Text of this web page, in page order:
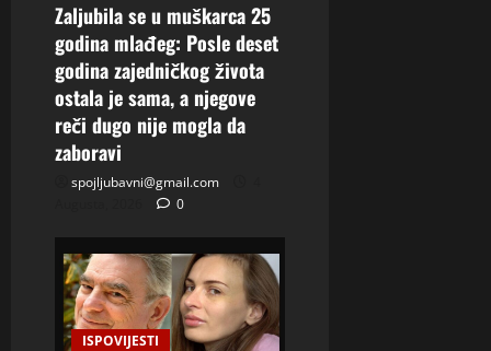
Zaljubila se u muškarca 25
godina mlađeg: Posle deset
godina zajedničkog života
ostala je sama, a njegove
reči dugo nije mogla da
zaboravi
spojljubavni@gmail.com
0
ISPOVIJESTI